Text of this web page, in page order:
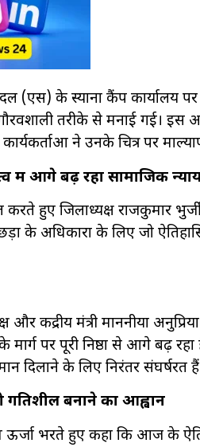
के स्याना कैंप कार्यालय पर
तरीके से मनाई गई। इस
ने उनके चित्र पर
में आगे बढ़ रहा सामाजिक
करते हुए जिलाध्यक्ष राजकुमार
के अधिकारों के लिए जो
और केंद्रीय मंत्री माननीया
मार्ग पर पूरी निष्ठा से आगे बढ़
दिलाने के लिए निरंतर संघर्षरत
बनाने का आह्वान
ऊर्जा भरते हुए कहा कि आज के